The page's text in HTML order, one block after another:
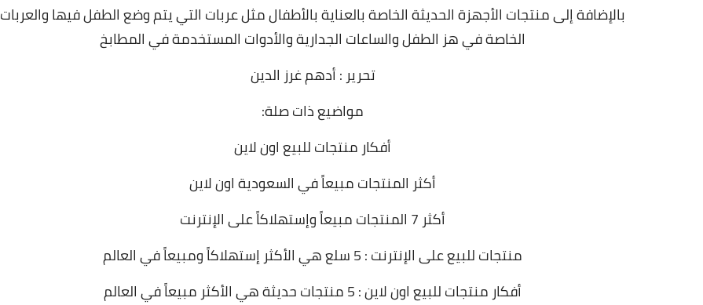
بالإضافة إلى منتجات الأجهزة الحديثة الخاصة بالعناية بالأطفال مثل عربات التي يتم وضع الطفل فيها والعربات
الخاصة في هز الطفل والساعات الجدارية والأدوات المستخدمة في المطابخ
تحرير : أدهم غرز الدين
مواضيع ذات صلة:
أفكار منتجات للبيع اون لاين
أكثر المنتجات مبيعاً في السعودية اون لاين
أكثر 7 المنتجات مبيعاً وإستهلاكاً على الإنترنت
منتجات للبيع على الإنترنت : 5 سلع هي الأكثر إستهلاكاً ومبيعاً في العالم
أفكار منتجات للبيع اون لاين : 5 منتجات حديثة هي الأكثر مبيعاً في العالم